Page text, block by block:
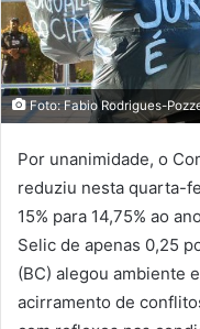
Foto: Fabio Rodrigues-
Por unanimidade, o
reduziu nesta quarta-
15% para 14,75% ao
Selic de apenas 0,25
(BC) alegou ambiente
acirramento de